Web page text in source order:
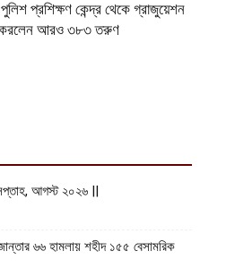
পুলিশ প্রশিক্ষণ কেন্দ্র থেকে গ্রাজুয়েশন
আরও ৩৮৩ তরুণ
আগস্ট ২০২৬ ||
৬৬ হামলায় শহীদ ১৫৫ বেসামরিক